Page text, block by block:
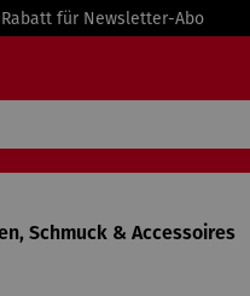
für Newsletter-Abo
Schmuck & Accessoires